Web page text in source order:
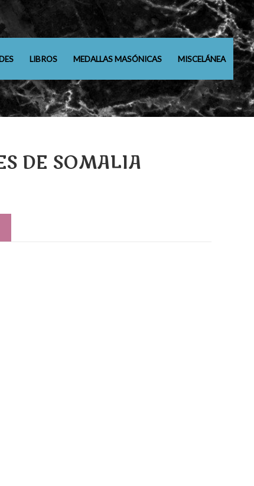
LIBROS MEDALLAS MASÓNICAS MISCELÁNEA
DE SOMALIA